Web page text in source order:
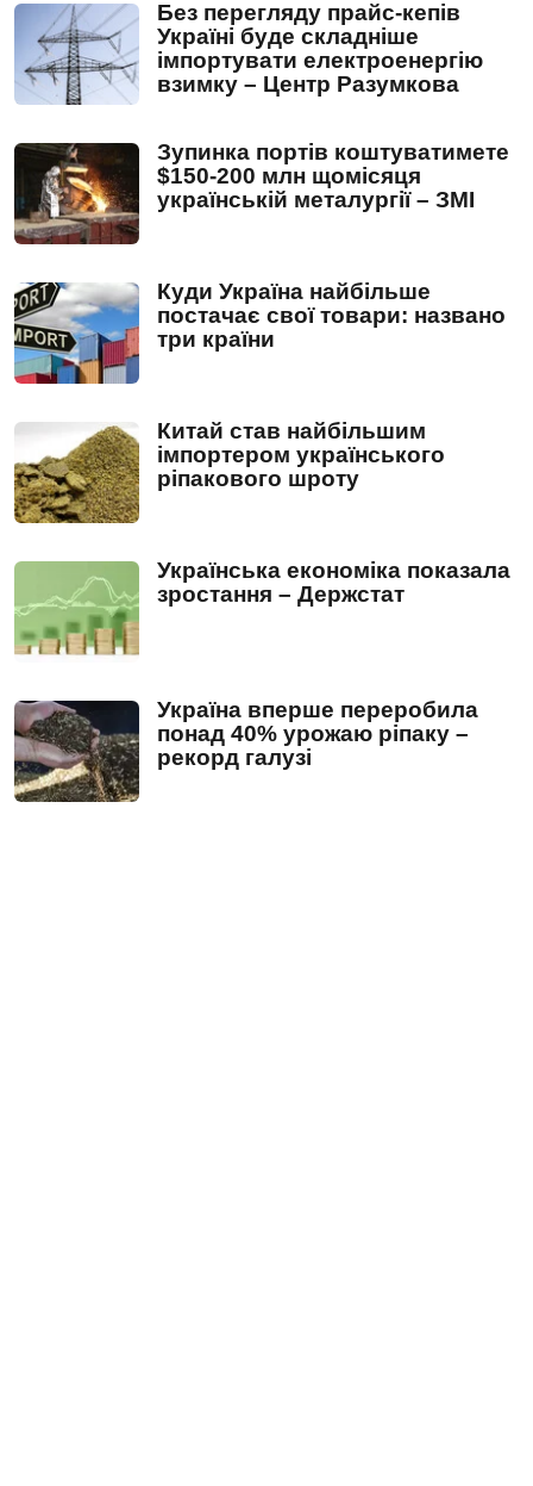
Без перегляду прайс-кепів
Україні буде складніше
імпортувати електроенергію
взимку – Центр Разумкова
Зупинка портів коштуватимете
$150-200 млн щомісяця
українській металургії – ЗМІ
Куди Україна найбільше
постачає свої товари: названо
три країни
Китай став найбільшим
імпортером українського
ріпакового шроту
Українська економіка показала
зростання – Держстат
Україна вперше переробила
понад 40% урожаю ріпаку –
рекорд галузі